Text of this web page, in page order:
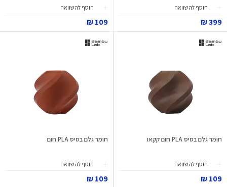
הוסף להשוואה
399 ₪
הוסף להשוואה
109 ₪
חומר גלם בסיס PLA חום קקאו
הוסף להשוואה
109 ₪
חומר גלם בסיס PLA חום
הוסף להשוואה
109 ₪